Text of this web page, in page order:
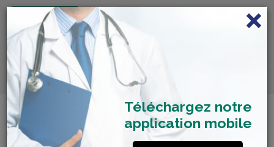
FRANÇAIS
Centre de Check-up Bilan
Santé
Téléchargez notre
application mobile